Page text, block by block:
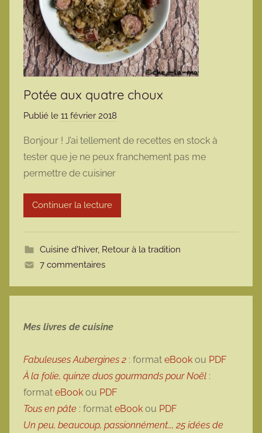
Potée aux quatre choux
Publié le 11 février 2018
r
m
r
t
Bonjour ! J’ai tellement de recettes en stock à
tester que je ne peux franchement pas me
permettre de cuisiner
Continuer la lecture
Cuisine d'hiver, Retour à la tradition
7 commentaires
Mes livres de cuisine
Fabuleuses Aubergines 2 : format eBook ou PDF
À la folie, quinze duos gourmands pour Noël :
format eBook ou PDF
Tous en pâte : format eBook ou PDF
Un peu, beaucoup, passionnément…, 25 idées de